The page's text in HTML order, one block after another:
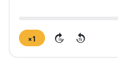
15
15
1×